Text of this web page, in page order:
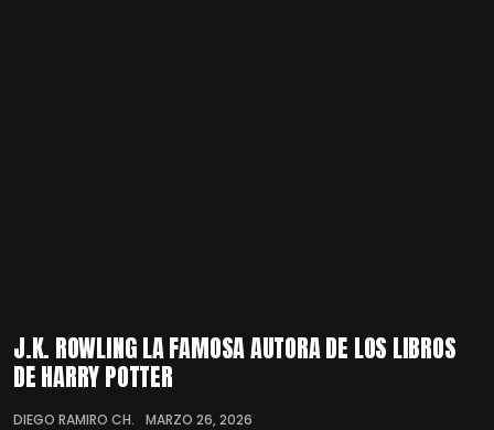
J.K. ROWLING LA FAMOSA AUTORA DE LOS LIBROS
DE HARRY POTTER
DIEGO RAMIRO CH. MARZO 26, 2026